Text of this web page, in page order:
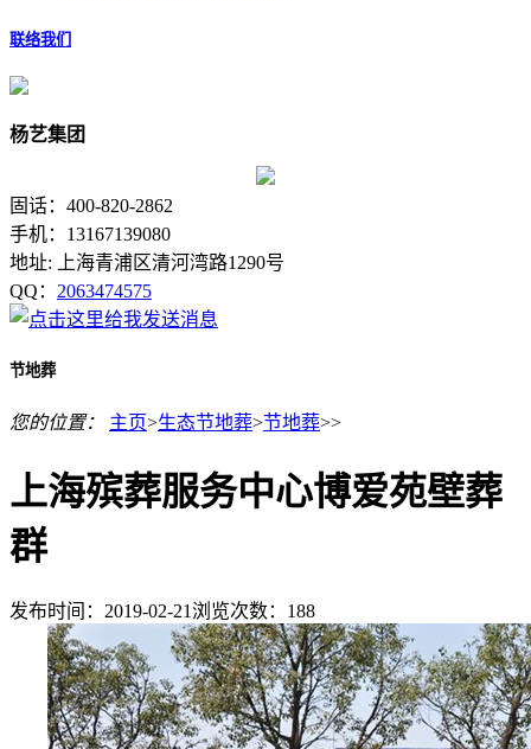
联络我们
杨艺集团
固话：400-820-2862
手机：13167139080
地址: 上海青浦区清河湾路1290号
QQ： 2063474575
节地葬
您的位置： 主页>生态节地葬>节地葬>>
上海殡葬服务中心博爱苑壁葬
群
发布时间：2019-02-21 浏览次数： 188